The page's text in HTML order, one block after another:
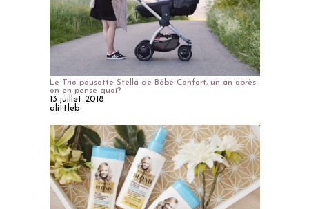
Le Trio-pousette Stella de Bébé Confort, un an après
on en pense quoi?
13 juillet 2018
alittleb